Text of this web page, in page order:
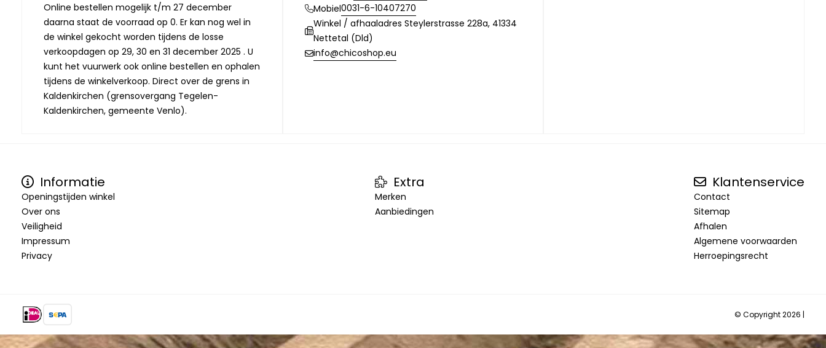
Online bestellen mogelijk t/m 27 december
daarna staat de voorraad op 0. Er kan nog wel in
de winkel gekocht worden tijdens de losse
verkoopdagen op 29, 30 en 31 december 2025 . U
kunt het vuurwerk ook online bestellen en ophalen
tijdens de winkelverkoop. Direct over de grens in
Kaldenkirchen (grensovergang Tegelen-
Kaldenkirchen, gemeente Venlo).
Mobiel0031-6-10407270
Winkel / afhaaladres Steylerstrasse 228a, 41334
Nettetal (Dld)
info@chicoshop.eu
Informatie
Openingstijden winkel
Over ons
Veiligheid
Impressum
Privacy
Extra
Merken
Aanbiedingen
Klantenservice
Contact
Sitemap
Afhalen
Algemene voorwaarden
Herroepingsrecht
© Copyright 2026 |